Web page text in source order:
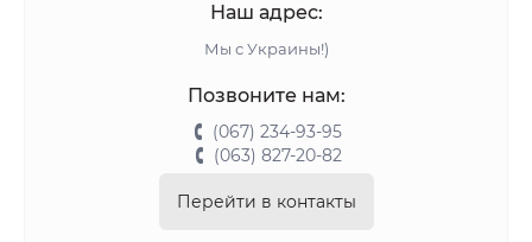
Наш адрес:
Мы с Украины!)
Позвоните нам:
(067) 234-93-95
(063) 827-20-82
Перейти в контакты